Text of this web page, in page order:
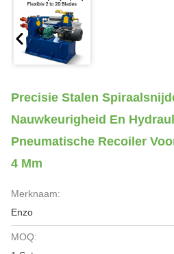
Precisie Stalen
Nauwkeurigheid En
Pneumatische Recoiler
4 Mm
Merknaam:
Enzo
MOQ: